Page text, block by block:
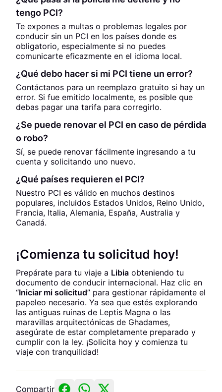
tengo PCI?
Te expones a multas o problemas legales por
conducir sin un PCI en los países donde es
obligatorio, especialmente si no puedes
comunicarte eficazmente en el idioma local.
¿Qué debo hacer si mi PCI tiene un error?
Contáctanos para un reemplazo gratuito si hay un
error. Si fue emitido localmente, es posible que
debas pagar una tarifa para corregirlo.
¿Se puede renovar el PCI en caso de pérdida
o robo?
Sí, se puede renovar fácilmente ingresando a tu
cuenta y solicitando uno nuevo.
¿Qué países requieren el PCI?
Nuestro PCI es válido en muchos destinos
populares, incluidos Estados Unidos, Reino Unido,
Francia, Italia, Alemania, España, Australia y
Canadá.
¡Comienza tu solicitud hoy!
Prepárate para tu viaje a Libia obteniendo tu
documento de conducir internacional. Haz clic en
“Iniciar mi solicitud” para gestionar rápidamente el
papeleo necesario. Ya sea que estés explorando
las antiguas ruinas de Leptis Magna o las
maravillas arquitectónicas de Ghadames,
asegúrate de estar completamente preparado y
cumplir con la ley. ¡Solicita hoy y comienza tu
viaje con tranquilidad!
Compartir